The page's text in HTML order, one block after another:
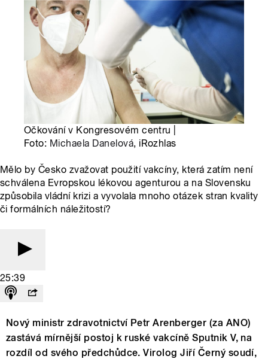
Očkování v Kongresovém centru |
Foto: Michaela Danelová, iRozhlas
Mělo by Česko zvažovat použití vakcíny, která zatím není
schválena Evropskou lékovou agenturou a na Slovensku
způsobila vládní krizi a vyvolala mnoho otázek stran kvality
či formálních náležitostí?
25:39
Nový ministr zdravotnictví Petr Arenberger (za ANO)
zastává mírnější postoj k ruské vakcíně Sputnik V, na
rozdíl od svého předchůdce. Virolog Jiří Černý soudí,